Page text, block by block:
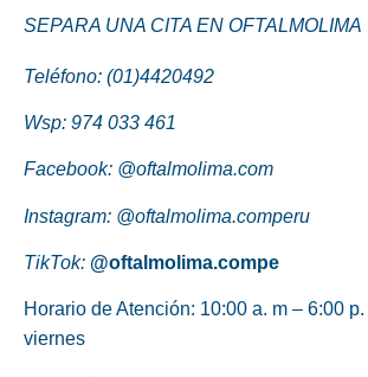
SEPARA UNA CITA EN OFTALMOLIMA
Teléfono: (01)4420492
Wsp: 974 033 461
Facebook: @oftalmolima.com
Instagram: @oftalmolima.comperu
TikTok: @oftalmolima.compe
Horario de Atención: 10:00 a. m – 6:00
viernes